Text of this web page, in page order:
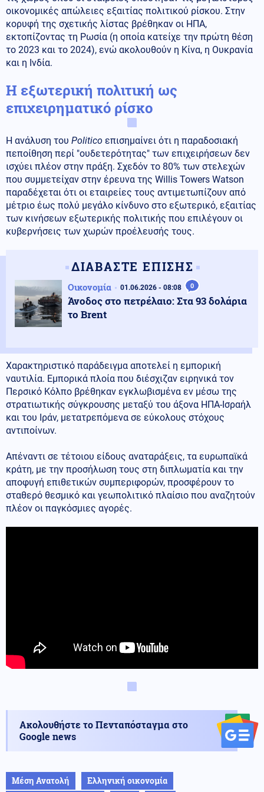
οικονομικές απώλειες εξαιτίας πολιτικού ρίσκου. Στην
κορυφή της σχετικής λίστας βρέθηκαν οι ΗΠΑ,
εκτοπίζοντας τη Ρωσία (η οποία κατείχε την πρώτη θέση
το 2023 και το 2024), ενώ ακολουθούν η Κίνα, η Ουκρανία
και η Ινδία.
Η εξωτερική πολιτική ως
επιχειρηματικό ρίσκο
Η ανάλυση του Politico επισημαίνει ότι η παραδοσιακή
πεποίθηση περί "ουδετερότητας" των επιχειρήσεων δεν
ισχύει πλέον στην πράξη. Σχεδόν το 80% των στελεχών
που συμμετείχαν στην έρευνα της Willis Towers Watson
παραδέχεται ότι οι εταιρείες τους αντιμετωπίζουν από
μέτριο έως πολύ μεγάλο κίνδυνο στο εξωτερικό, εξαιτίας
των κινήσεων εξωτερικής πολιτικής που επιλέγουν οι
κυβερνήσεις των χωρών προέλευσής τους.
ΔΙΑΒΑΣΤΕ ΕΠΙΣΗΣ
Οικονομία 01.06.2026 - 08:08 0
Άνοδος στο πετρέλαιο: Στα 93 δολάρια
το Brent
Χαρακτηριστικό παράδειγμα αποτελεί η εμπορική
ναυτιλία. Εμπορικά πλοία που διέσχιζαν ειρηνικά τον
Περσικό Κόλπο βρέθηκαν εγκλωβισμένα εν μέσω της
στρατιωτικής σύγκρουσης μεταξύ του άξονα ΗΠΑ-Ισραήλ
και του Ιράν, μετατρεπόμενα σε εύκολους στόχους
αντιποίνων.
Απέναντι σε τέτοιου είδους αναταράξεις, τα ευρωπαϊκά
κράτη, με την προσήλωση τους στη διπλωματία και την
αποφυγή επιθετικών συμπεριφορών, προσφέρουν το
σταθερό θεσμικό και γεωπολιτικό πλαίσιο που αναζητούν
πλέον οι παγκόσμιες αγορές.
Ακολουθήστε το Πενταπόσταγμα στο
Google news
Μέση Ανατολή
Ελληνική οικονομία